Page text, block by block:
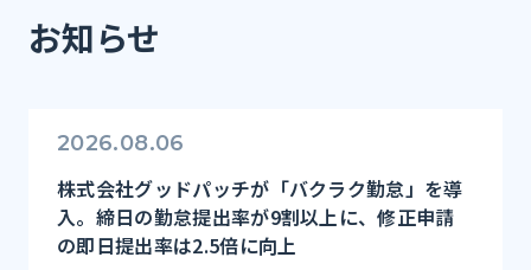
お知らせ
2026.08.06
株式会社グッドパッチが「バクラク勤怠」を導
入。締日の勤怠提出率が9割以上に、修正申請
の即日提出率は2.5倍に向上